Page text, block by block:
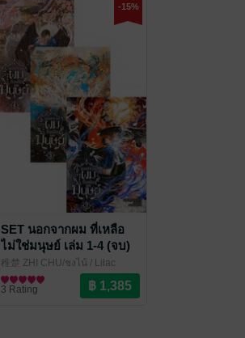
-15%
SET นอกจากผม ที่เหลือ
ไม่ใช่มนุษย์ เล่ม 1-4 (จบ)
稚楚 ZHI CHU/ชุงไน้ / Lilac
Novel
นิยายวาย Boy Love / Yaoi
3 Rating